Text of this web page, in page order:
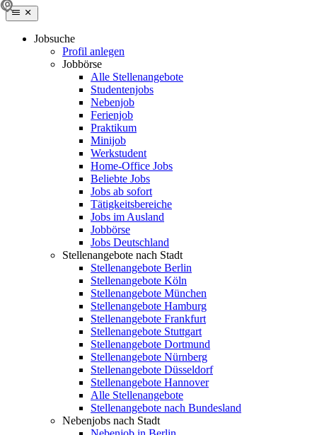
Jobsuche
Profil anlegen
Jobbörse
Alle Stellenangebote
Studentenjobs
Nebenjob
Ferienjob
Praktikum
Minijob
Werkstudent
Home-Office Jobs
Beliebte Jobs
Jobs ab sofort
Tätigkeitsbereiche
Jobs im Ausland
Jobbörse
Jobs Deutschland
Stellenangebote nach Stadt
Stellenangebote Berlin
Stellenangebote Köln
Stellenangebote München
Stellenangebote Hamburg
Stellenangebote Frankfurt
Stellenangebote Stuttgart
Stellenangebote Dortmund
Stellenangebote Nürnberg
Stellenangebote Düsseldorf
Stellenangebote Hannover
Alle Stellenangebote
Stellenangebote nach Bundesland
Nebenjobs nach Stadt